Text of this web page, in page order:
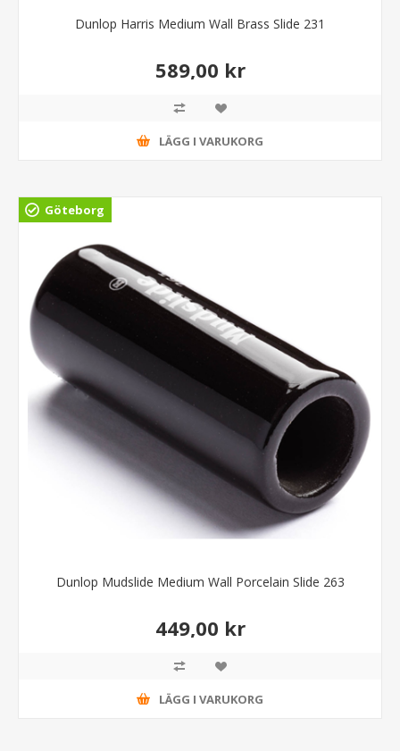
Dunlop Harris Medium Wall Brass Slide 231
589,00 kr
LÄGG I VARUKORG
Göteborg
Dunlop Mudslide Medium Wall Porcelain Slide 263
449,00 kr
LÄGG I VARUKORG